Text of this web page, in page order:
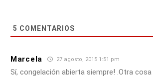
5 COMENTARIOS
Marcela 27 agosto, 2015 1:51 pm
Sí, congelación abierta siempre! .Otra